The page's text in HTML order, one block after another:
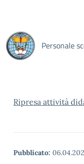
Personale
Ripresa attività
Pubblicato: